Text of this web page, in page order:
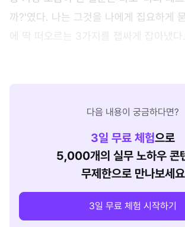
까?'였다. 나는 그것을 나에게 집요하게
에 딱 떠오르는 3가지를 잽싸게 잡아냈다.
다음 내용이 궁금하다면?
3일 무료 체험으로
5,000개의 실무 노하우 콘
무제한으로 만나보세요
3일 무료 체험 시작하기